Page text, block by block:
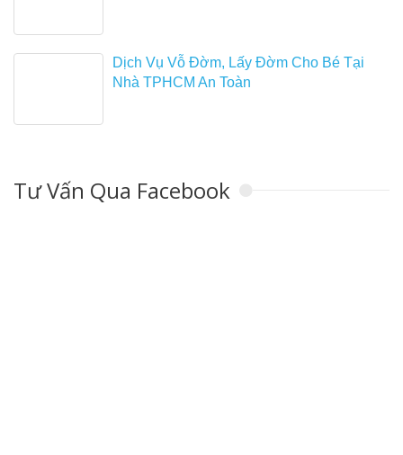
Dịch Vụ Vỗ Đờm, Lấy Đờm Cho Bé Tại
Nhà TPHCM An Toàn
Tư Vấn Qua Facebook